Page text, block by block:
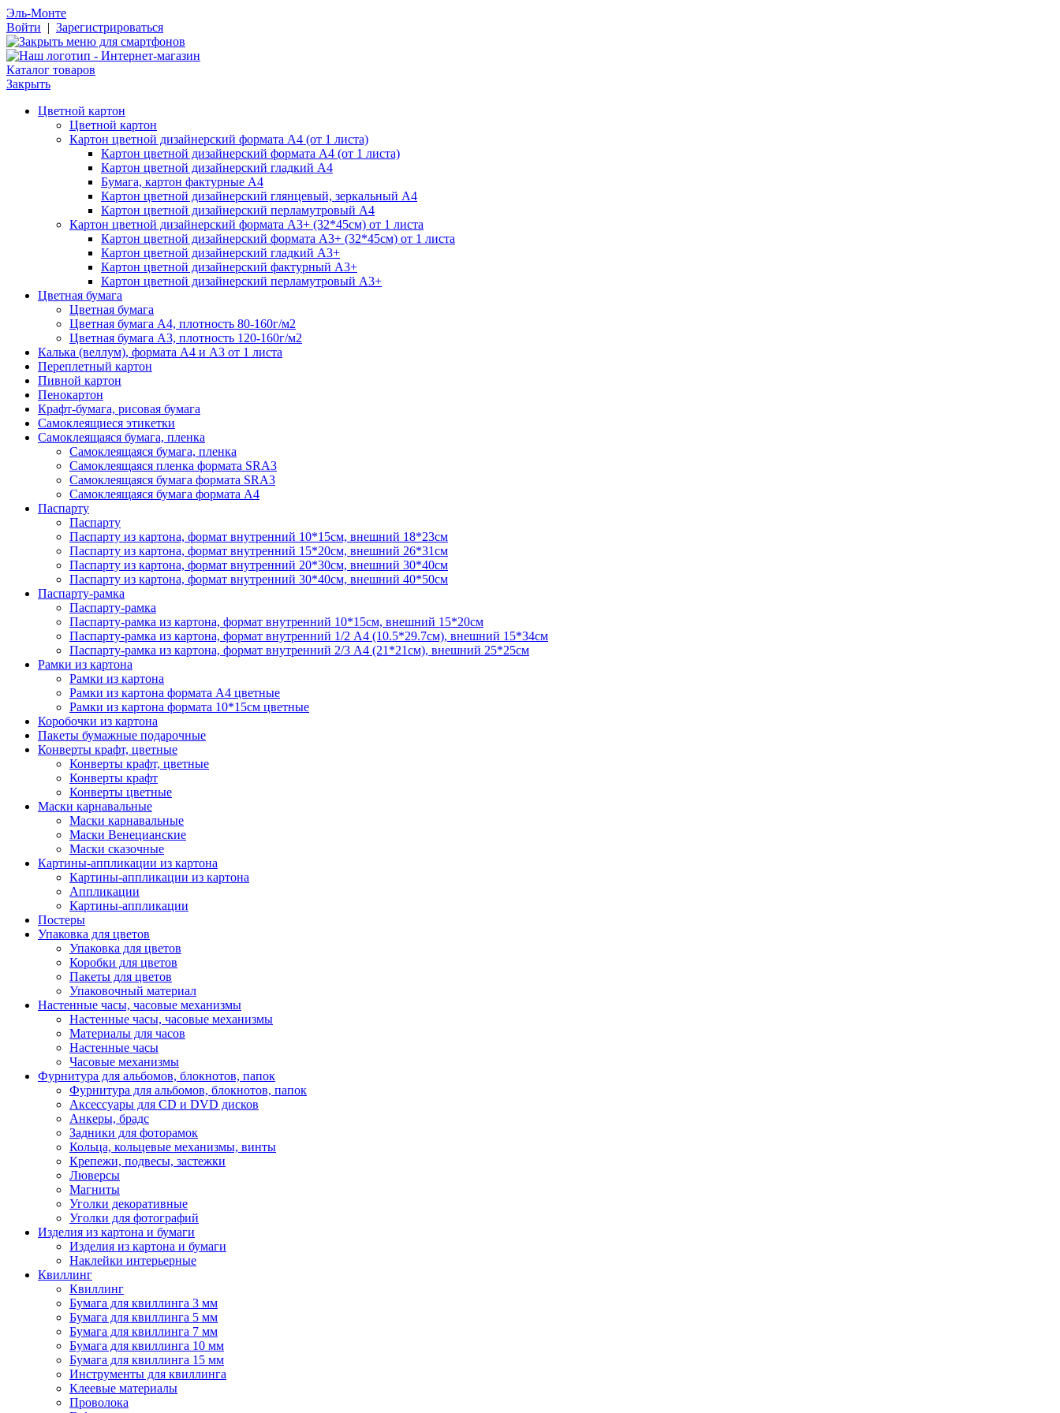
Эль-Монте
Войти | Зарегистрироваться
Каталог товаров
Закрыть
Цветной картон
Цветной картон
Картон цветной дизайнерский формата А4 (от 1 листа)
Картон цветной дизайнерский формата А4 (от 1 листа)
Картон цветной дизайнерский гладкий А4
Бумага, картон фактурные А4
Картон цветной дизайнерский глянцевый, зеркальный А4
Картон цветной дизайнерский перламутровый А4
Картон цветной дизайнерский формата А3+ (32*45см) от 1 листа
Картон цветной дизайнерский формата А3+ (32*45см) от 1 листа
Картон цветной дизайнерский гладкий А3+
Картон цветной дизайнерский фактурный А3+
Картон цветной дизайнерский перламутровый А3+
Цветная бумага
Цветная бумага
Цветная бумага А4, плотность 80-160г/м2
Цветная бумага А3, плотность 120-160г/м2
Калька (веллум), формата А4 и А3 от 1 листа
Переплетный картон
Пивной картон
Пенокартон
Крафт-бумага, рисовая бумага
Самоклеящиеся этикетки
Самоклеящаяся бумага, пленка
Самоклеящаяся бумага, пленка
Самоклеящаяся пленка формата SRА3
Самоклеящаяся бумага формата SRА3
Самоклеящаяся бумага формата А4
Паспарту
Паспарту
Паспарту из картона, формат внутренний 10*15см, внешний 18*23см
Паспарту из картона, формат внутренний 15*20см, внешний 26*31см
Паспарту из картона, формат внутренний 20*30см, внешний 30*40см
Паспарту из картона, формат внутренний 30*40см, внешний 40*50см
Паспарту-рамка
Паспарту-рамка
Паспарту-рамка из картона, формат внутренний 10*15см, внешний 15*20см
Паспарту-рамка из картона, формат внутренний 1/2 А4 (10.5*29.7см), внешний 15*34см
Паспарту-рамка из картона, формат внутренний 2/3 А4 (21*21см), внешний 25*25см
Рамки из картона
Рамки из картона
Рамки из картона формата А4 цветные
Рамки из картона формата 10*15см цветные
Коробочки из картона
Пакеты бумажные подарочные
Конверты крафт, цветные
Конверты крафт, цветные
Конверты крафт
Конверты цветные
Маски карнавальные
Маски карнавальные
Маски Венецианские
Маски сказочные
Картины-аппликации из картона
Картины-аппликации из картона
Аппликации
Картины-аппликации
Постеры
Упаковка для цветов
Упаковка для цветов
Коробки для цветов
Пакеты для цветов
Упаковочный материал
Настенные часы, часовые механизмы
Настенные часы, часовые механизмы
Материалы для часов
Настенные часы
Часовые механизмы
Фурнитура для альбомов, блокнотов, папок
Фурнитура для альбомов, блокнотов, папок
Аксессуары для CD и DVD дисков
Анкеры, брадс
Задники для фоторамок
Кольца, кольцевые механизмы, винты
Крепежи, подвесы, застежки
Люверсы
Магниты
Уголки декоративные
Уголки для фотографий
Изделия из картона и бумаги
Изделия из картона и бумаги
Наклейки интерьерные
Квиллинг
Квиллинг
Бумага для квиллинга 3 мм
Бумага для квиллинга 5 мм
Бумага для квиллинга 7 мм
Бумага для квиллинга 10 мм
Бумага для квиллинга 15 мм
Инструменты для квиллинга
Клеевые материалы
Проволока